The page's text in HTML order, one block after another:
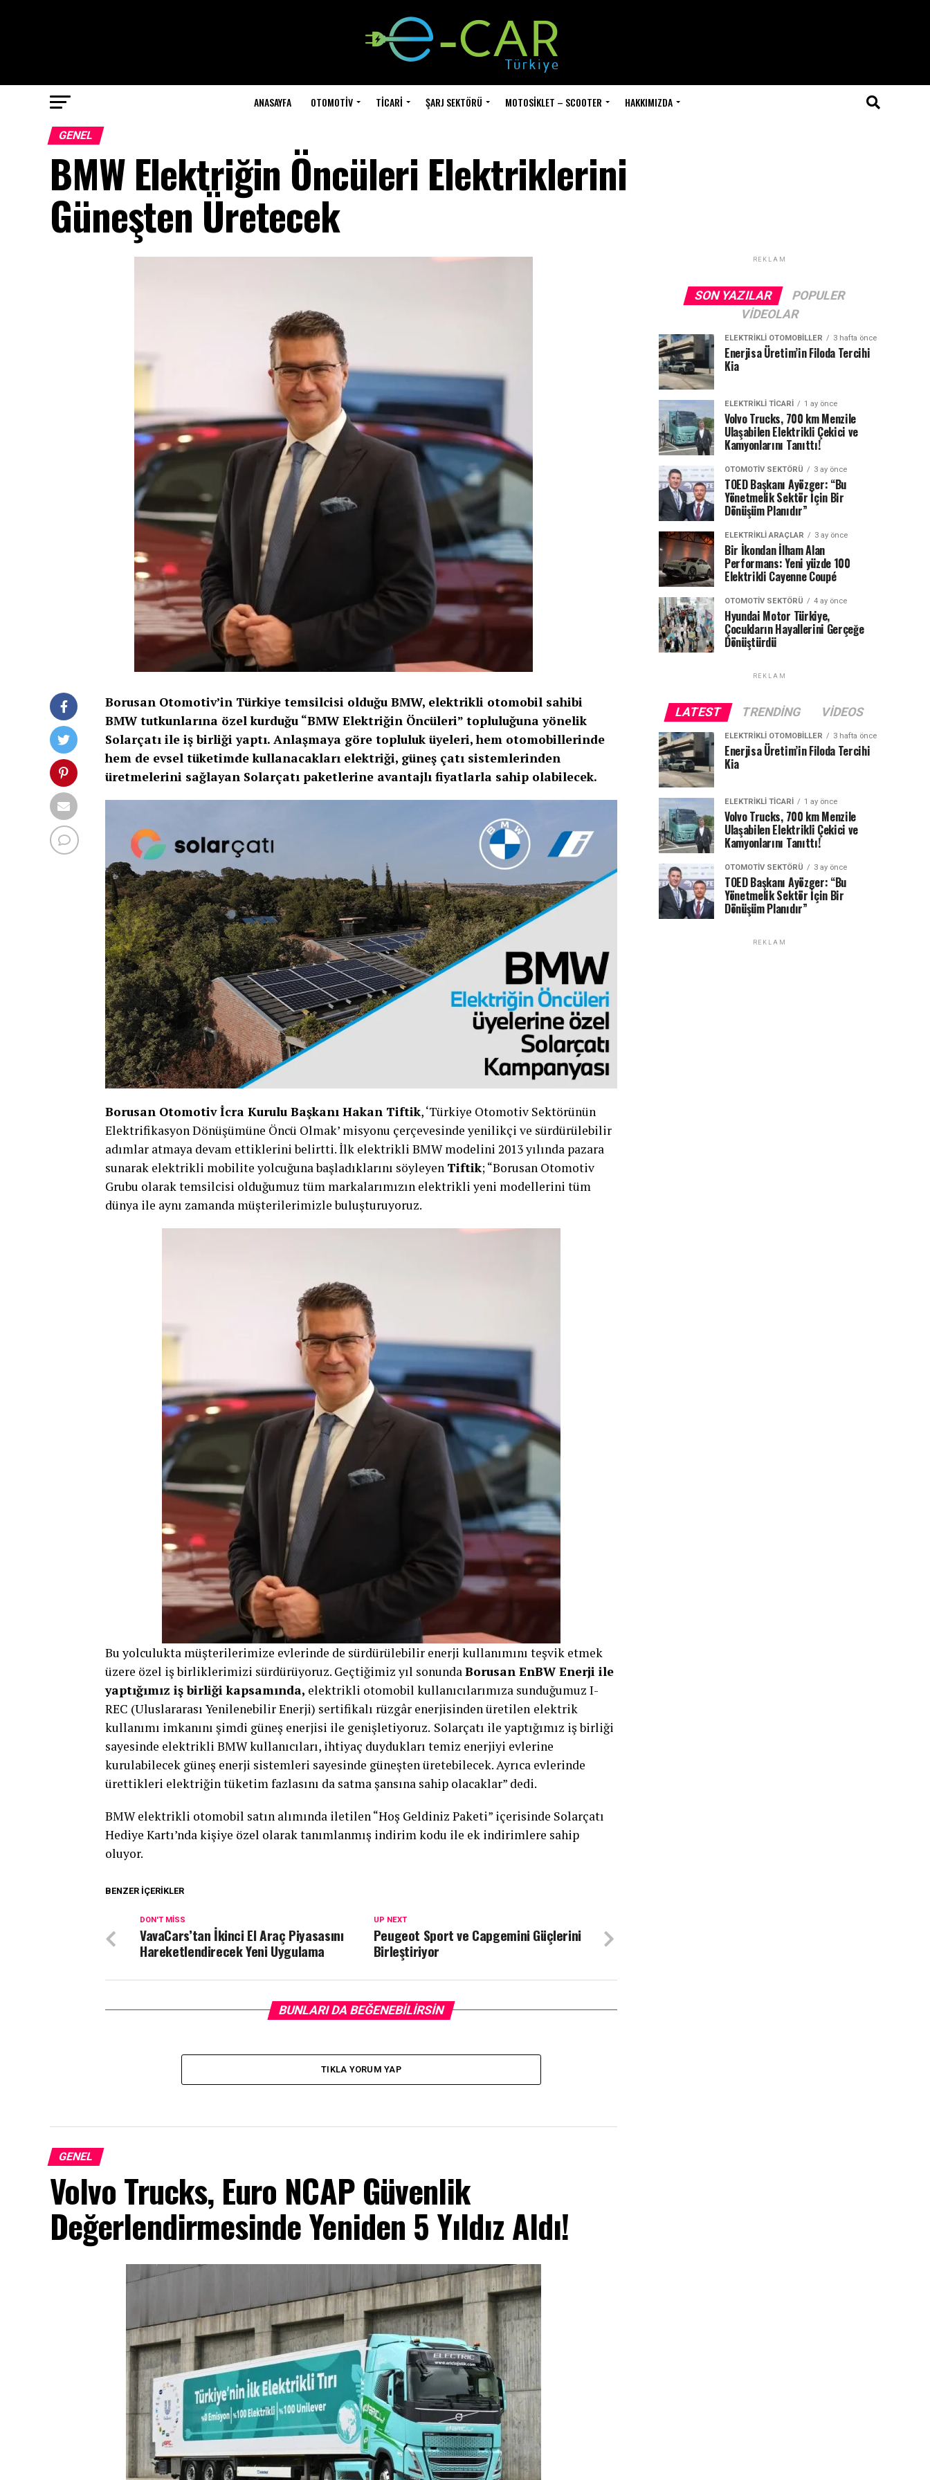
ANASAYFA OTOMOTIV TICARI ŞARJ SEKTÖRÜ MOTOSIKLET – SCOOTER HAKKIMIZDA
GENEL
BMW Elektriğin Öncüleri Elektriklerini
Güneşten Üretecek
Borusan Otomotiv’in Türkiye temsilcisi olduğu BMW, elektrikli otomobil sahibi
BMW tutkunlarına özel kurduğu “BMW Elektriğin Öncüleri” topluluğuna yönelik
Solarçatı ile iş birliği yaptı. Anlaşmaya göre topluluk üyeleri, hem otomobillerinde
hem de evsel tüketimde kullanacakları elektriği, güneş çatı sistemlerinden
üretmelerini sağlayan Solarçatı paketlerine avantajlı fiyatlarla sahip olabilecek.
Borusan Otomotiv İcra Kurulu Başkanı Hakan Tiftik, ‘Türkiye Otomotiv Sektörünün
Elektrifikasyon Dönüşümüne Öncü Olmak’ misyonu çerçevesinde yenilikçi ve sürdürülebilir
adımlar atmaya devam ettiklerini belirtti. İlk elektrikli BMW modelini 2013 yılında pazara
sunarak elektrikli mobilite yolcuğuna başladıklarını söyleyen Tiftik; “Borusan Otomotiv
Grubu olarak temsilcisi olduğumuz tüm markalarımızın elektrikli yeni modellerini tüm
dünya ile aynı zamanda müşterilerimizle buluşturuyoruz.
Bu yolculukta müşterilerimize evlerinde de sürdürülebilir enerji kullanımını teşvik etmek
üzere özel iş birliklerimizi sürdürüyoruz. Geçtiğimiz yıl sonunda Borusan EnBW Enerji ile
yaptığımız iş birliği kapsamında, elektrikli otomobil kullanıcılarımıza sunduğumuz I-
REC (Uluslararası Yenilenebilir Enerji) sertifikalı rüzgâr enerjisinden üretilen elektrik
kullanımı imkanını şimdi güneş enerjisi ile genişletiyoruz. Solarçatı ile yaptığımız iş birliği
sayesinde elektrikli BMW kullanıcıları, ihtiyaç duydukları temiz enerjiyi evlerine
kurulabilecek güneş enerji sistemleri sayesinde güneşten üretebilecek. Ayrıca evlerinde
ürettikleri elektriğin tüketim fazlasını da satma şansına sahip olacaklar” dedi.
BMW elektrikli otomobil satın alımında iletilen “Hoş Geldiniz Paketi” içerisinde Solarçatı
Hediye Kartı’nda kişiye özel olarak tanımlanmış indirim kodu ile ek indirimlere sahip
oluyor.
BENZER İÇERIKLER
UP NEXT
Peugeot Sport ve Capgemini Güçlerini
Birleştiriyor
DON'T MISS
VavaCars’tan İkinci El Araç Piyasasını
Hareketlendirecek Yeni Uygulama
BUNLARI DA BEĞENEBILIRSIN
TIKLA YORUM YAP
GENEL
Volvo Trucks, Euro NCAP Güvenlik
Değerlendirmesinde Yeniden 5 Yıldız Aldı!
REKLAM
SON YAZILAR
POPULER
VIDEOLAR
ELEKTRIKLI OTOMOBILLER 3 hafta önce
Enerjisa Üretim’in Filoda Tercihi
Kia
ELEKTRIKLI TICARI 1 ay önce
Volvo Trucks, 700 km Menzile
Ulaşabilen Elektrikli Çekici ve
Kamyonlarını Tanıttı!
OTOMOTIV SEKTÖRÜ 3 ay önce
TOED Başkanı Ayözger: “Bu
Yönetmelik Sektör İçin Bir
Dönüşüm Planıdır”
ELEKTRIKLI ARAÇLAR 3 ay önce
Bir İkondan İlham Alan
Performans: Yeni yüzde 100
Elektrikli Cayenne Coupé
OTOMOTIV SEKTÖRÜ 4 ay önce
Hyundai Motor Türkiye,
Çocukların Hayallerini Gerçeğe
Dönüştürdü
REKLAM
LATEST TRENDING VIDEOS
ELEKTRIKLI OTOMOBILLER 3 hafta önce
Enerjisa Üretim’in Filoda Tercihi
Kia
ELEKTRIKLI TICARI 1 ay önce
Volvo Trucks, 700 km Menzile
Ulaşabilen Elektrikli Çekici ve
Kamyonlarını Tanıttı!
OTOMOTIV SEKTÖRÜ 3 ay önce
TOED Başkanı Ayözger: “Bu
Yönetmelik Sektör İçin Bir
Dönüşüm Planıdır”
REKLAM